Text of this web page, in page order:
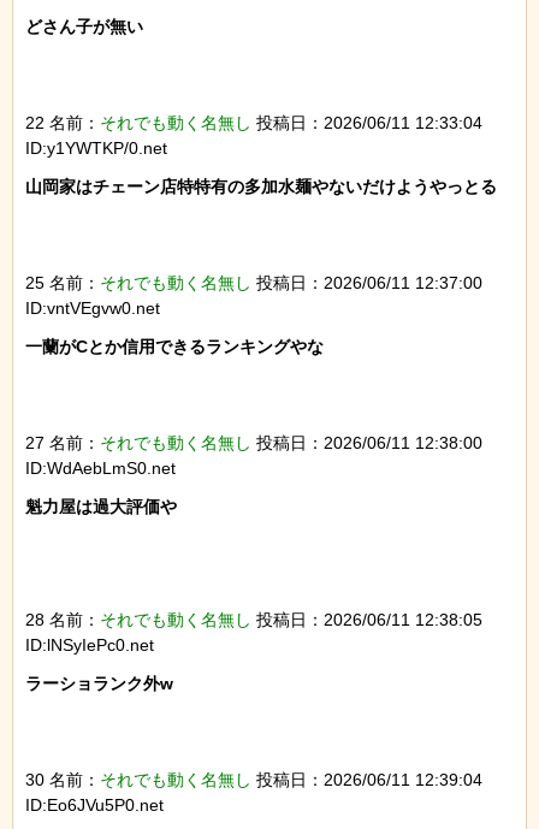
どさん子が無い
22 名前： それでも動く名無し 投稿日：2026/06/11 12:33:04
ID:y1YWTKP/0.net
山岡家はチェーン店特特有の多加水麺やないだけようやっとる
25 名前： それでも動く名無し 投稿日：2026/06/11 12:37:00
ID:vntVEgvw0.net
一蘭がCとか信用できるランキングやな
27 名前： それでも動く名無し 投稿日：2026/06/11 12:38:00
ID:WdAebLmS0.net
魁力屋は過大評価や
28 名前： それでも動く名無し 投稿日：2026/06/11 12:38:05
ID:lNSyIePc0.net
ラーショランク外w
30 名前： それでも動く名無し 投稿日：2026/06/11 12:39:04
ID:Eo6JVu5P0.net